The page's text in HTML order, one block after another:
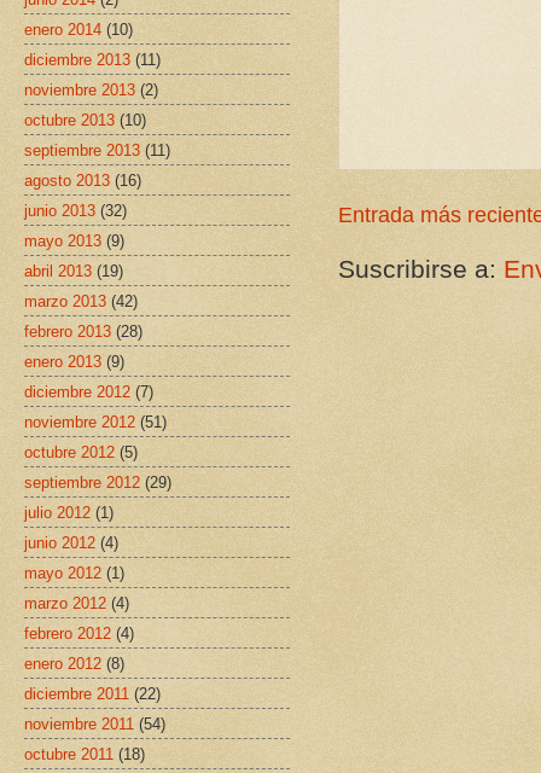
Entrada más
Suscribirse a:
enero 2014 (10)
diciembre 2013 (11)
noviembre 2013 (2)
octubre 2013 (10)
septiembre 2013 (11)
agosto 2013 (16)
junio 2013 (32)
mayo 2013 (9)
abril 2013 (19)
marzo 2013 (42)
febrero 2013 (28)
enero 2013 (9)
diciembre 2012 (7)
noviembre 2012 (51)
octubre 2012 (5)
septiembre 2012 (29)
julio 2012 (1)
junio 2012 (4)
mayo 2012 (1)
marzo 2012 (4)
febrero 2012 (4)
enero 2012 (8)
diciembre 2011 (22)
noviembre 2011 (54)
octubre 2011 (18)